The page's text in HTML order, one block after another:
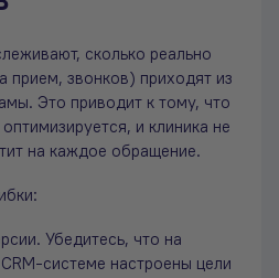
сколько реально
прием, звонков) приходят из
Это приводит к тому, что
и клиника не
на каждое обращение.
Убедитесь, что на
системе настроены цели